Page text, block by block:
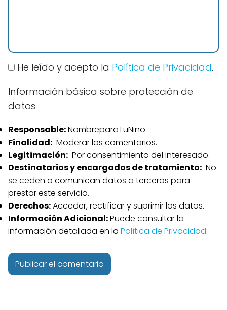
He leído y acepto la Política de Privacidad.
Información básica sobre protección de
datos
Responsable:NombreparaTuNiño.
Finalidad: Moderar los comentarios.
Legitimación: Por consentimiento del interesado.
Destinatarios y encargados de tratamiento: No
se ceden o comunican datos a terceros para
prestar este servicio.
Derechos:Acceder, rectificar y suprimir los datos.
Información Adicional:Puede consultar la
información detallada en la Política de Privacidad.